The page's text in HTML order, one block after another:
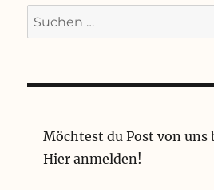
Suchen
nach:
Möchtest du Post von uns
Hier anmelden!